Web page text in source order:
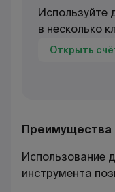
Используйте
в несколько
Открыть
Преимущества
Использование
инструмента